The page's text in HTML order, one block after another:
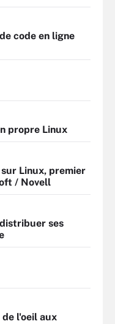
code en ligne
propre Linux
Linux, premier
/ Novell
ses
l'oeil aux